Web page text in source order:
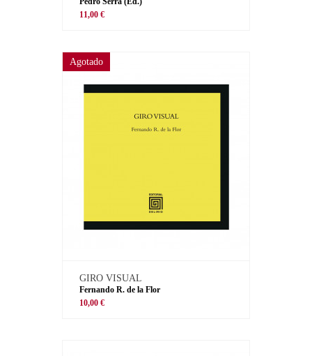
11,00 €
Agotado
GIRO VISUAL
Fernando R. de la Flor
10,00 €